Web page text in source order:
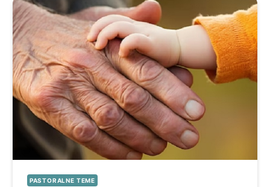
PASTORALNE TEME